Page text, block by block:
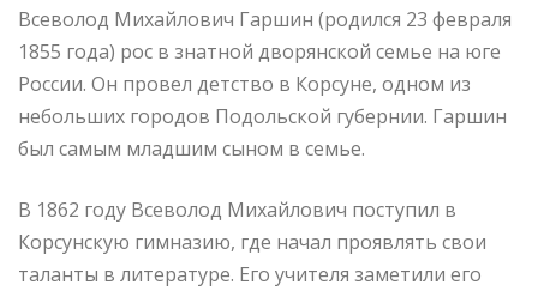
Всеволод Михайлович Гаршин (родился 23 февраля
1855 года) рос в знатной дворянской семье на юге
России. Он провел детство в Корсуне, одном из
небольших городов Подольской губернии. Гаршин
был самым младшим сыном в семье.
В 1862 году Всеволод Михайлович поступил в
Корсунскую гимназию, где начал проявлять свои
таланты в литературе. Его учителя заметили его